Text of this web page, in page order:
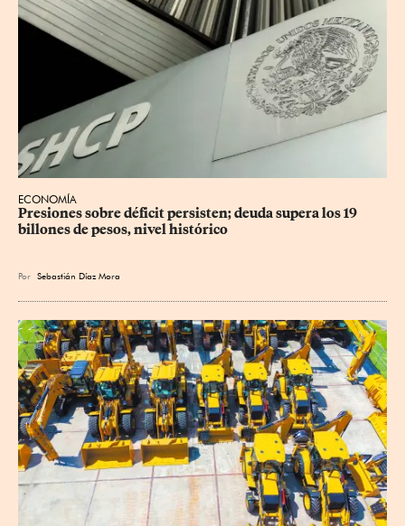
ECONOMÍA
Presiones sobre déficit persisten; deuda supera los 19
billones de pesos, nivel histórico
Por Sebastián Díaz Mora